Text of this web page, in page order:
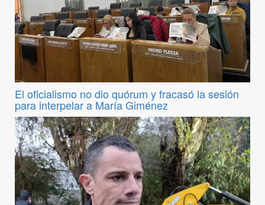
El oficialismo no dio quórum y fracasó la sesión
para interpelar a María Giménez